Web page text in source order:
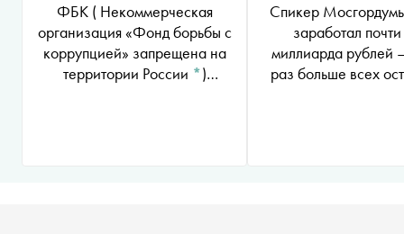
ФБК( Некоммерческая
организация «Фонд борьбы с
коррупцией» запрещена на
территории России *)
Спикер
заработал
миллиарда рублей
раз больше всех